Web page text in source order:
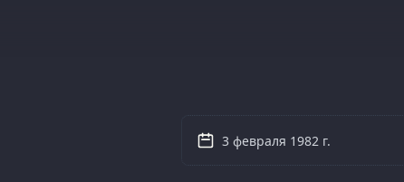
3 февраля 1982 г.